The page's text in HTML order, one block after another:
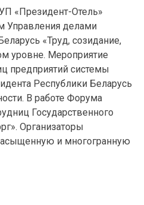
«Президент-Отель»
Управления делами
«Труд, созидание,
уровне. Мероприятие
предприятий системы
Республики Беларусь
В работе Форума
Государственного
Организаторы
и многогранную